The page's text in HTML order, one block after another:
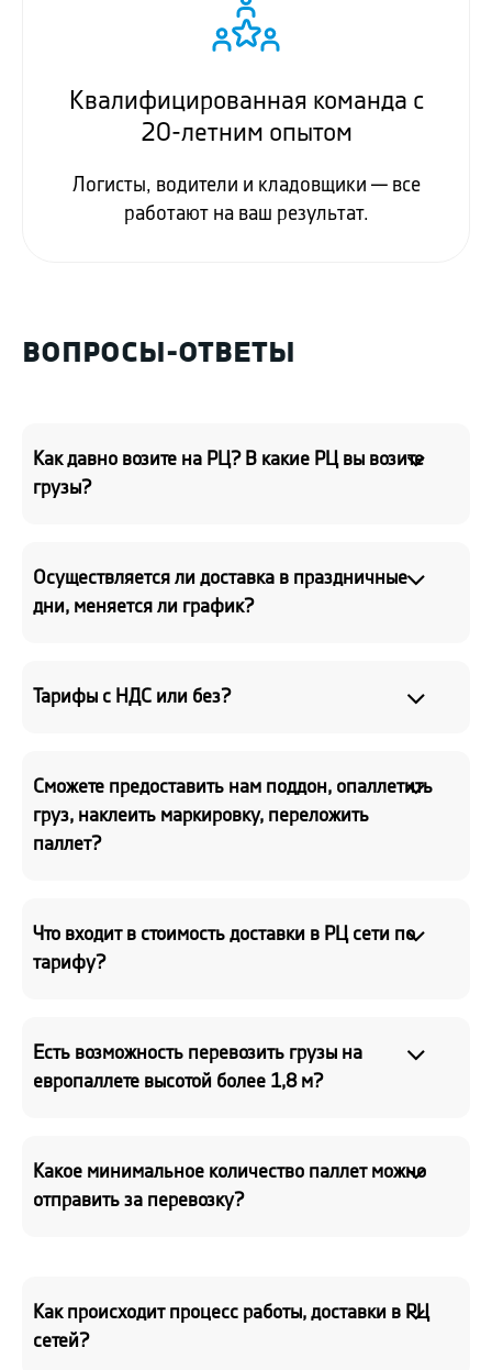
Квалифицированная команда с
20-летним опытом
Логисты, водители и кладовщики — все
работают на ваш результат.
ВОПРОСЫ-ОТВЕТЫ
Как давно возите на РЦ? В какие РЦ вы возите
грузы?
Осуществляется ли доставка в праздничные
дни, меняется ли график?
Тарифы с НДС или без?
Сможете предоставить нам поддон, опаллетить
груз, наклеить маркировку, переложить
паллет?
Что входит в стоимость доставки в РЦ сети по
тарифу?
Есть возможность перевозить грузы на
европаллете высотой более 1,8 м?
Какое минимальное количество паллет можно
отправить за перевозку?
Как происходит процесс работы, доставки в РЦ
сетей?